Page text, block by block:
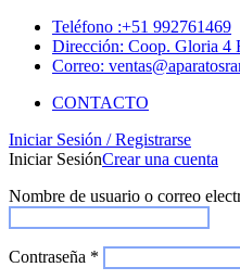
Teléfono :+51 992761469
Dirección: Coop. Gloria 4
Correo:
CONTACTO
Iniciar Sesión / Registrarse
Iniciar SesiónCrear una cuenta
Nombre de usuario o correo
Contraseña *